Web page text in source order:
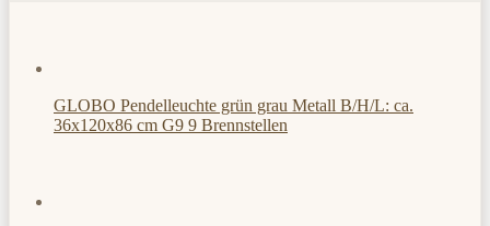
GLOBO Pendelleuchte grün grau Metall B/H/L: ca.
36x120x86 cm G9 9 Brennstellen